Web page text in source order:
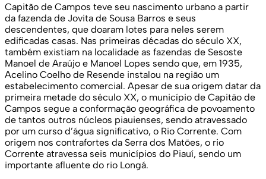
Capitão de Campos teve seu nascimento urbano a partir
da fazenda de Jovita de Sousa Barros e seus
descendentes, que doaram lotes para neles serem
edificadas casas. Nas primeiras décadas do século XX,
também existiam na localidade as fazendas de Sesoste
Manoel de Araújo e Manoel Lopes sendo que, em 1935,
Acelino Coelho de Resende instalou na região um
estabelecimento comercial. Apesar de sua origem datar da
primeira metade do século XX, o município de Capitão de
Campos segue a conformação geográfica de povoamento
de tantos outros núcleos piauienses, sendo atravessado
por um curso d’água significativo, o Rio Corrente. Com
origem nos contrafortes da Serra dos Matões, o rio
Corrente atravessa seis municípios do Piauí, sendo um
importante afluente do rio Longá.